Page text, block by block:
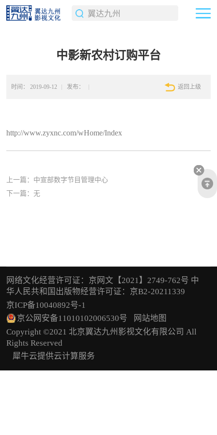
中影新农村订购平台
时间： 2019-09-12 发布： 返回上级
http://www.zyxnc.com/wHome/Index
上一篇： 中宣部数字节目管理中心
下一篇：无
网络文化经营许可证：京网文【2021】2749-762号 中
华人民共和国出版物经营许可证：京B2-20211339
京ICP备10040892号-1
京公网安备11010102006530号
网站地图
Copyright ©2021 北京翼达九州影视文化有限公司 All
Rights Reserved
犀牛云提供云计算服务